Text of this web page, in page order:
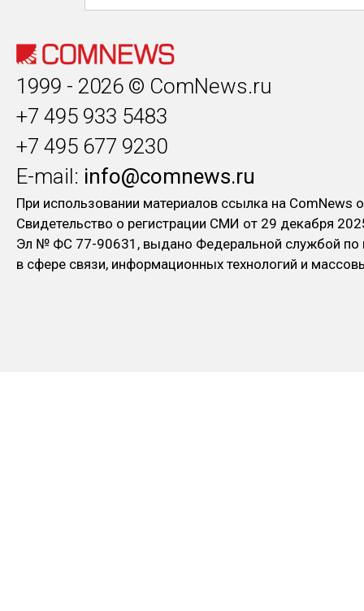
1999 - 2026 © ComNews.ru
+7 495 933 5483
+7 495 677 9230
E-mail: info@comnews.ru
При использовании материалов ссылка на ComNews
Свидетельство о регистрации СМИ от 29 декабря
Эл № ФC 77-90631, выдано Федеральной службой по
в сфере связи, информационных технологий и